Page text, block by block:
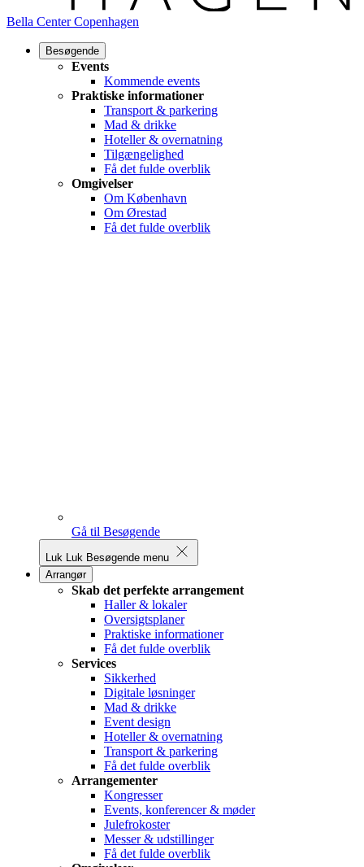
Bella Center Copenhagen
Besøgende
Events
Kommende events
Praktiske informationer
Transport & parkering
Mad & drikke
Hoteller & overnatning
Tilgængelighed
Få det fulde overblik
Omgivelser
Om København
Om Ørestad
Få det fulde overblik
Gå til Besøgende
Luk Luk Besøgende menu
Arrangør
Skab det perfekte arrangement
Haller & lokaler
Oversigtsplaner
Praktiske informationer
Få det fulde overblik
Services
Sikkerhed
Digitale løsninger
Mad & drikke
Event design
Hoteller & overnatning
Transport & parkering
Få det fulde overblik
Arrangementer
Kongresser
Events, konferencer & møder
Julefrokoster
Messer & udstillinger
Få det fulde overblik